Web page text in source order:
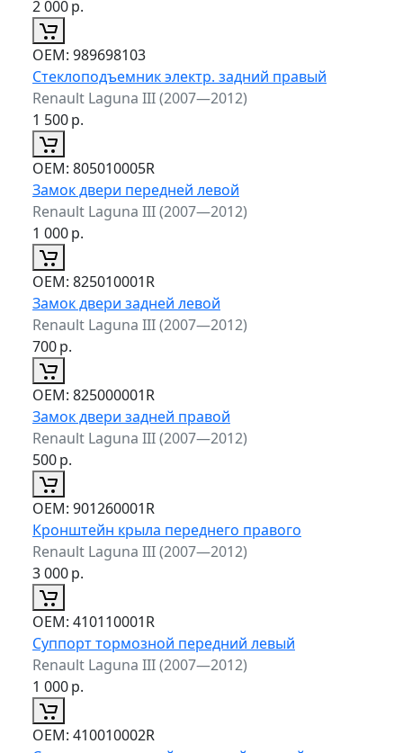
2 000р.
ОЕМ: 989698103
Стеклоподъемник электр. задний правый
Renault Laguna III (2007—2012)
1 500р.
ОЕМ: 805010005R
Замок двери передней левой
Renault Laguna III (2007—2012)
1 000р.
ОЕМ: 825010001R
Замок двери задней левой
Renault Laguna III (2007—2012)
700р.
ОЕМ: 825000001R
Замок двери задней правой
Renault Laguna III (2007—2012)
500р.
ОЕМ: 901260001R
Кронштейн крыла переднего правого
Renault Laguna III (2007—2012)
3 000р.
ОЕМ: 410110001R
Суппорт тормозной передний левый
Renault Laguna III (2007—2012)
1 000р.
ОЕМ: 410010002R